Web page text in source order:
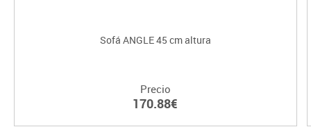
Sofá ANGLE 45 cm altura
Precio
170.88€